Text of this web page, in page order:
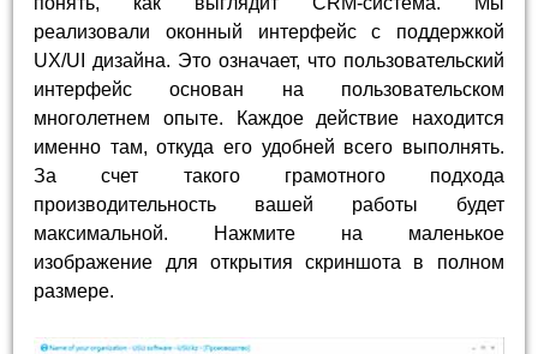
реализовали оконный интерфейс с поддержкой
UX/UI дизайна. Это означает, что пользовательский
интерфейс основан на пользовательском
многолетнем опыте. Каждое действие находится
именно там, откуда его удобней всего выполнять.
За счет такого грамотного подхода
производительность вашей работы будет
максимальной. Нажмите на маленькое
изображение для открытия скриншота в полном
размере.